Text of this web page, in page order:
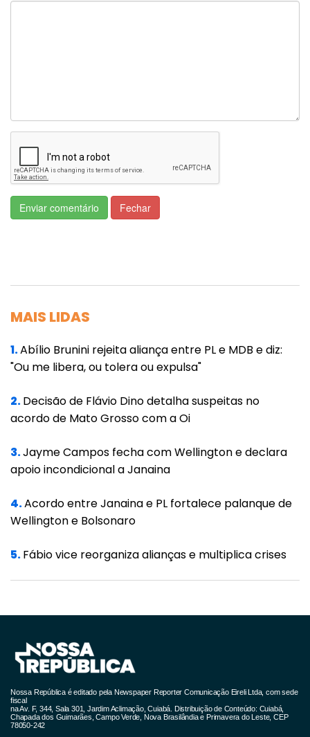
Enviar comentário Fechar
MAIS LIDAS
1.Abílio Brunini rejeita aliança entre PL e MDB e diz:
"Ou me libera, ou tolera ou expulsa"
2.Decisão de Flávio Dino detalha suspeitas no
acordo de Mato Grosso com a Oi
3.Jayme Campos fecha com Wellington e declara
apoio incondicional a Janaina
4.Acordo entre Janaina e PL fortalece palanque de
Wellington e Bolsonaro
5.Fábio vice reorganiza alianças e multiplica crises
Nossa República é editado pela Newspaper Reporter Comunicação Eireli Ltda, com sede
fiscal
na Av. F, 344, Sala 301, Jardim Aclimação, Cuiabá. Distribuição de Conteúdo: Cuiabá,
Chapada dos Guimarães, Campo Verde, Nova Brasilândia e Primavera do Leste, CEP
78050-242